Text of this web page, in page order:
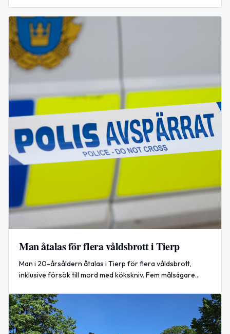
Man åtalas för flera våldsbrott i Tierp
Man i 20-årsåldern åtalas i Tierp för flera våldsbrott,
inklusive försök till mord med kökskniv. Fem målsägare